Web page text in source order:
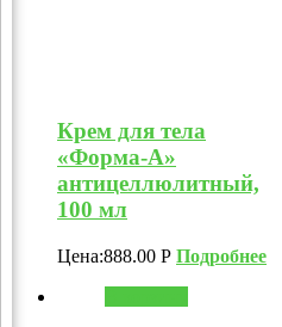
Крем для тела
«Форма-А»
антицеллюлитный,
100 мл
Цена:888.00 Р Подробнее